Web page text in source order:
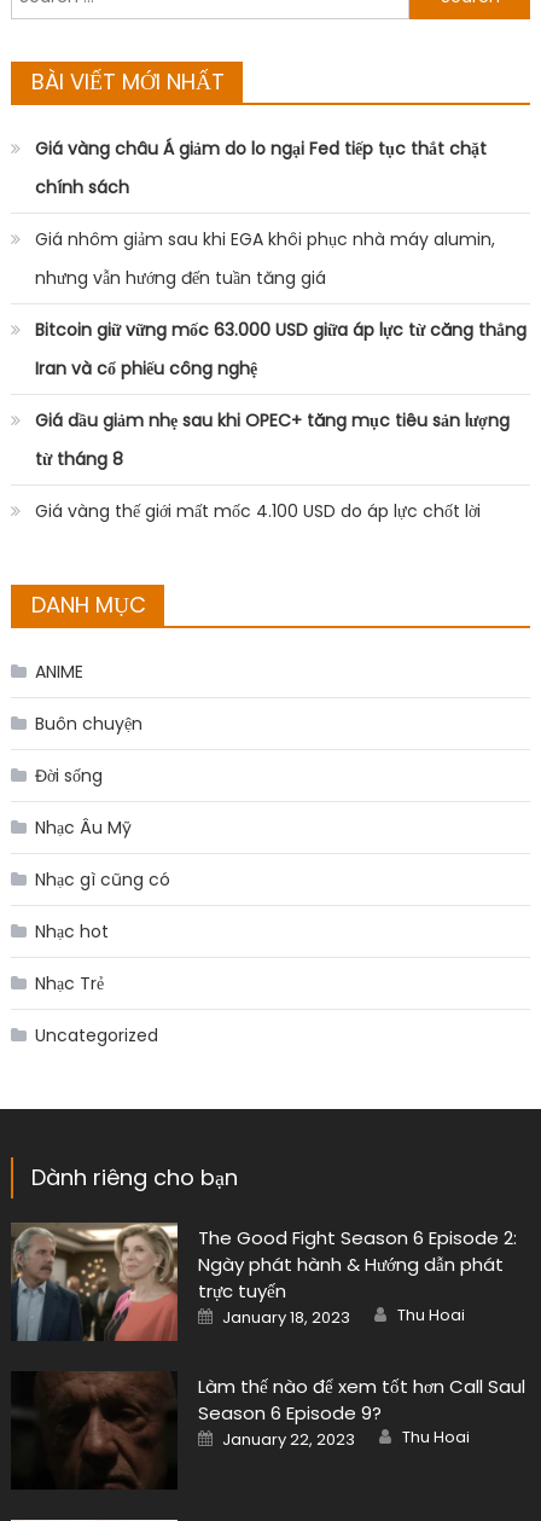
for:
BÀI VIẾT MỚI NHẤT
Giá vàng châu Á giảm do lo ngại Fed tiếp tục thắt chặt
chính sách
Giá nhôm giảm sau khi EGA khôi phục nhà máy alumin,
nhưng vẫn hướng đến tuần tăng giá
Bitcoin giữ vững mốc 63.000 USD giữa áp lực từ căng thẳng
Iran và cổ phiếu công nghệ
Giá dầu giảm nhẹ sau khi OPEC+ tăng mục tiêu sản lượng
từ tháng 8
Giá vàng thế giới mất mốc 4.100 USD do áp lực chốt lời
DANH MỤC
ANIME
Buôn chuyện
Đời sống
Nhạc Âu Mỹ
Nhạc gì cũng có
Nhạc hot
Nhạc Trẻ
Uncategorized
Dành riêng cho bạn
The Good Fight Season 6 Episode 2:
Ngày phát hành & Hướng dẫn phát
trực tuyến
Posted
on
January 18, 2023 Author
Thu Hoai
Làm thế nào để xem tốt hơn Call Saul
Season 6 Episode 9?
Posted
on
January 22, 2023 Author
Thu Hoai